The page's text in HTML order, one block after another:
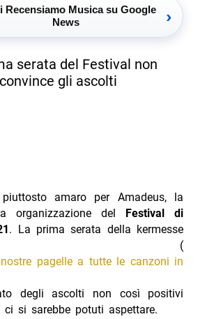
Recensiamo Musica su Google
News
›
serata del Festival non
convince gli ascolti
amaro per Amadeus, la
organizzazione del Festival di
. La prima serata della kermesse
(
pagelle a tutte le canzoni in
degli ascolti non così positivi
ci si sarebbe potuti aspettare.